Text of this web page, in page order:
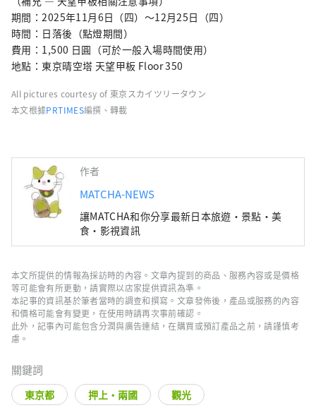
期間：2025年11月6日（四）〜12月25日（四）
時間：日落後（點燈期間）
費用：1,500 日圓（可於一般入場時間使用）
地點：東京晴空塔 天望甲板 Floor 350
All pictures courtesy of 東京スカイツリータウン
本文根據PRTIMES編撰、轉載
作者
MATCHA-NEWS
讓MATCHA和你分享最新日本旅遊・景點・美
食・影視資訊
本文所提供的情報為採訪時的內容。文章內提到的商品、服務內容或是價格
等可能會有所更動，請實際以店家提供資訊為準。
本記事的資訊基於筆者當時的調查和撰寫。文章發佈後，產品或服務的內容
和價格可能會有變更，在使用時請再次事前確認。
此外，記事內可能包含分潤與廣告連結，在購買或預訂產品之前，請謹慎考
慮。
關鍵詞
東京都 押上・兩國 觀光